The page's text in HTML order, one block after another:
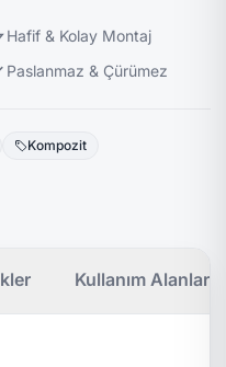
Hafif & Kolay Montaj
Paslanmaz & Çürümez
Kompozit
Kullanım Alanları